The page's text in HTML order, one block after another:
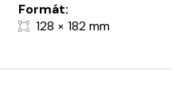
Formát:
128 × 182 mm